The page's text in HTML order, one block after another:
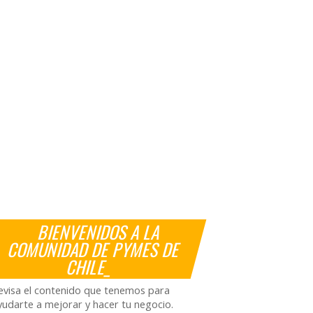
BIENVENIDOS A LA
COMUNIDAD DE PYMES DE
CHILE_
el contenido que tenemos para
a mejorar y hacer tu negocio.